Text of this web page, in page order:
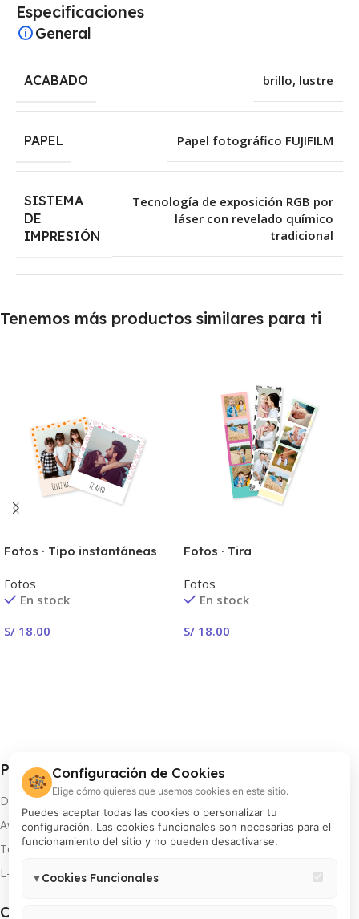
Especificaciones
General
ACABADO brillo, lustre
PAPEL Papel fotográfico FUJIFILM
SISTEMA
DE
IMPRESIÓN
Tecnología de exposición RGB por
láser con revelado químico
tradicional
Tenemos más productos similares para ti
Fotos · Tipo instantáneas
Fotos
En stock
S/ 18.00
Fotos · Tira
Fotos
En stock
S/ 18.00
Procolor S.A.
Distribuidor oficial de FUJIFILM en Perú
Av. Arequipa 810, Lima
Teléfono: 01 433 8000
L-V 8:00 am a 5:00 pm
Canales oficiales
🍪 Configuración de Cookies
Elige cómo quieres que usemos cookies en este sitio.
Puedes aceptar todas las cookies o personalizar tu
configuración. Las cookies funcionales son necesarias para el
funcionamiento del sitio y no pueden desactivarse.
▼ Cookies Funcionales